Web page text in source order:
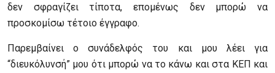
δεν σφραγίζει τίποτα, επομένως δεν μπορώ να
προσκομίσω τέτοιο έγγραφο.
Παρεμβαίνει ο συνάδελφός του και μου λέει για
“διευκόλυνσή” μου ότι μπορώ να το κάνω και στα ΚΕΠ και